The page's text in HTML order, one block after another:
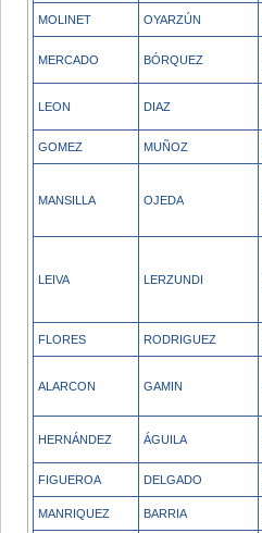
MOLINET OYARZÚN
MERCADO BÓRQUEZ
LEON DIAZ
GOMEZ MUÑOZ
MANSILLA OJEDA
LEIVA LERZUNDI
FLORES RODRIGUEZ
ALARCON GAMIN
HERNÁNDEZ ÁGUILA
FIGUEROA DELGADO
MANRIQUEZ BARRIA